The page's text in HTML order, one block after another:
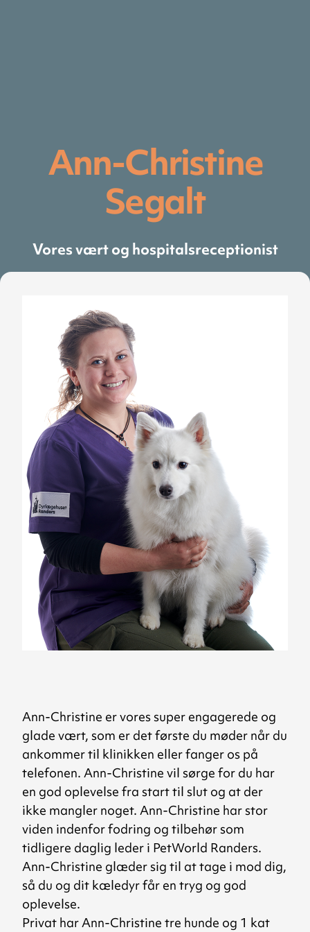
Ann-Christine
Segalt
Vores vært og hospitalsreceptionist
Ann-Christine er vores super engagerede og
glade vært, som er det første du møder når du
ankommer til klinikken eller fanger os på
telefonen. Ann-Christine vil sørge for du har
en god oplevelse fra start til slut og at der
ikke mangler noget. Ann-Christine har stor
viden indenfor fodring og tilbehør som
tidligere daglig leder i PetWorld Randers.
Ann-Christine glæder sig til at tage i mod dig,
så du og dit kæledyr får en tryg og god
oplevelse.
Privat har Ann-Christine tre hunde og 1 kat